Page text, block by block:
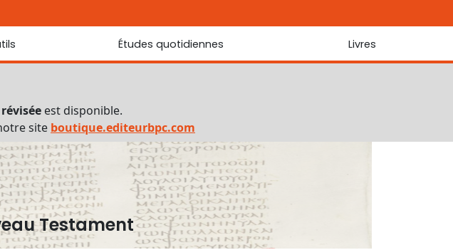
Dictionnaire français du Nouveau Testament
Testament
Questionnaire de connaissances du Nouveau Testament
Études quotidiennes Livres
est disponible.
site boutique.editeurbpc.com
Testament